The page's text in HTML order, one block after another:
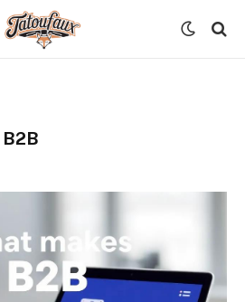
B2B